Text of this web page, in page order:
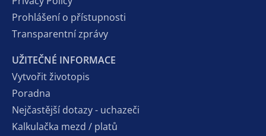
Prohlášení o přístupnosti
Transparentní zprávy
UŽITEČNÉ INFORMACE
Vytvořit životopis
Poradna
Nejčastější dotazy - uchazeči
Kalkulačka mezd / platů